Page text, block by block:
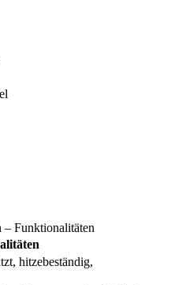
– Funktionalitäten
hitzebeständig,